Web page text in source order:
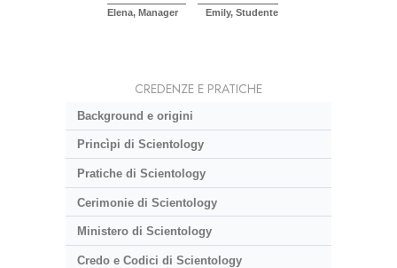
Elena, Manager Emily, Studente
CREDENZE E PRATICHE
Background e origini
Princìpi di Scientology
Pratiche di Scientology
Cerimonie di Scientology
Ministero di Scientology
Credo e Codici di Scientology